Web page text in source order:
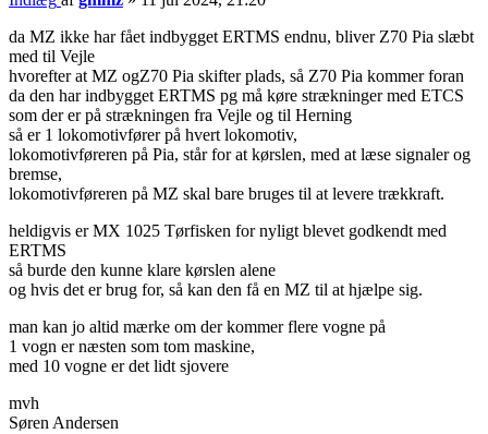
da MZ ikke har fået indbygget ERTMS endnu, bliver Z70 Pia slæbt
med til Vejle
hvorefter at MZ ogZ70 Pia skifter plads, så Z70 Pia kommer foran
da den har indbygget ERTMS pg må køre strækninger med ETCS
som der er på strækningen fra Vejle og til Herning
så er 1 lokomotivfører på hvert lokomotiv,
lokomotivføreren på Pia, står for at kørslen, med at læse signaler og
bremse,
lokomotivføreren på MZ skal bare bruges til at levere trækkraft.
heldigvis er MX 1025 Tørfisken for nyligt blevet godkendt med
ERTMS
så burde den kunne klare kørslen alene
og hvis det er brug for, så kan den få en MZ til at hjælpe sig.
man kan jo altid mærke om der kommer flere vogne på
1 vogn er næsten som tom maskine,
med 10 vogne er det lidt sjovere
mvh
Søren Andersen